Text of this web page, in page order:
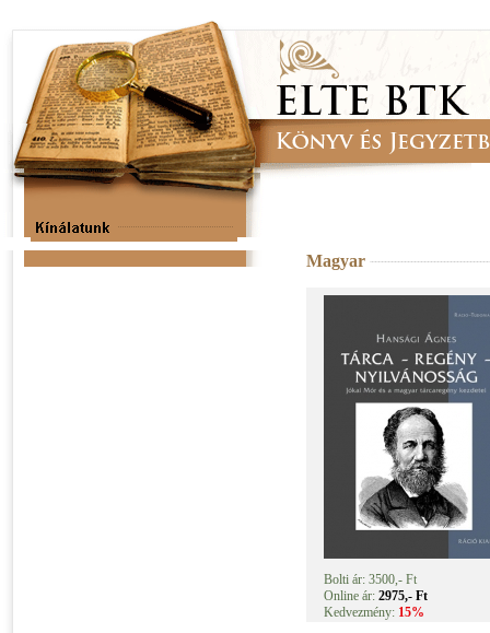
Magyar
Bolti ár: 3500,- Ft
Online ár: 2975,- Ft
Kedvezmény: 15%